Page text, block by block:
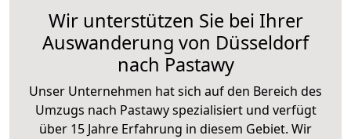
Wir unterstützen Sie bei Ihrer
Auswanderung von Düsseldorf
nach Pastawy
Unser Unternehmen hat sich auf den Bereich des
Umzugs nach Pastawy spezialisiert und verfügt
über 15 Jahre Erfahrung in diesem Gebiet. Wir